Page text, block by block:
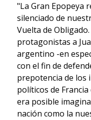
"La Gran Epopeya
silenciado de
Vuelta de
protagonistas a
argentino -en
con el fin de
prepotencia de los
políticos de
era posible
nación como la